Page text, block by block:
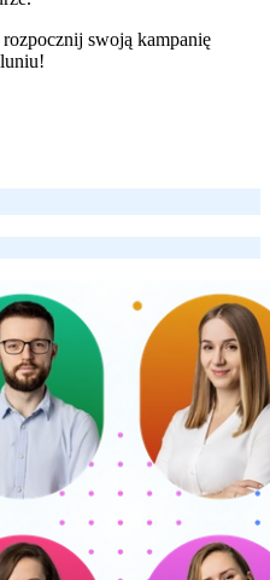
swoją kampanię